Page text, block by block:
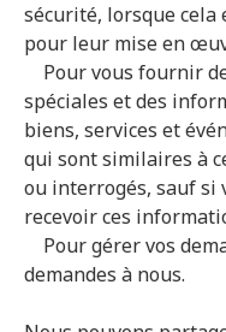
sécurité, lorsque cela
pour leur mise en
Pour vous fournir
spéciales et des
biens, services et
qui sont similaires à
ou interrogés, sauf si
recevoir ces
Pour gérer vos
demandes à nous.